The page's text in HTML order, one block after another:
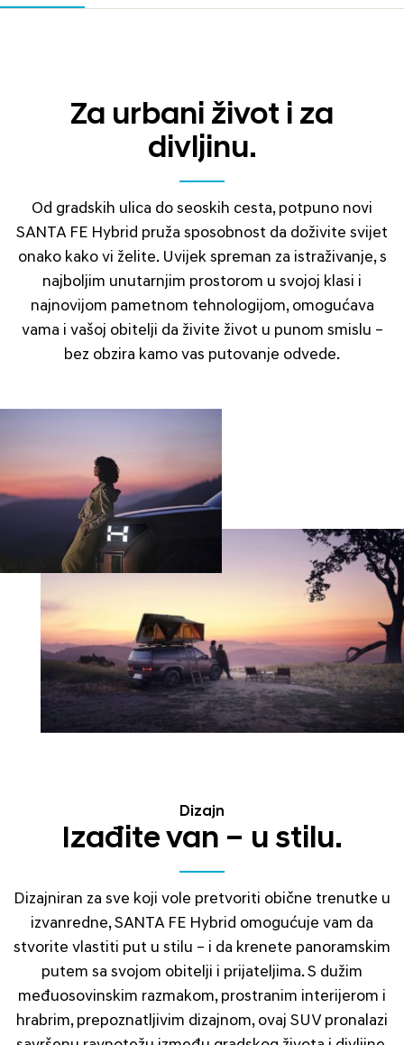
Za urbani život i za
divljinu.
Od gradskih ulica do seoskih cesta, potpuno novi
SANTA FE Hybrid pruža sposobnost da doživite svijet
onako kako vi želite. Uvijek spreman za istraživanje, s
najboljim unutarnjim prostorom u svojoj klasi i
najnovijom pametnom tehnologijom, omogućava
vama i vašoj obitelji da živite život u punom smislu –
bez obzira kamo vas putovanje odvede.
Dizajn
Izađite van – u stilu.
Dizajniran za sve koji vole pretvoriti obične trenutke u
izvanredne, SANTA FE Hybrid omogućuje vam da
stvorite vlastiti put u stilu – i da krenete panoramskim
putem sa svojom obitelji i prijateljima. S dužim
međuosovinskim razmakom, prostranim interijerom i
hrabrim, prepoznatljivim dizajnom, ovaj SUV pronalazi